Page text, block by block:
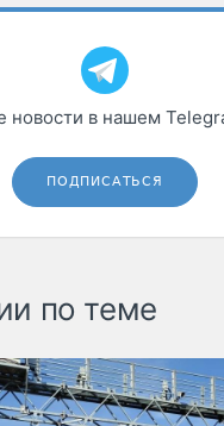
новости в нашем
ПОДПИСАТЬСЯ
по теме